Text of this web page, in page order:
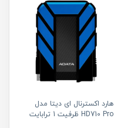
هارد اکسترنال ای دیتا مدل
HD710 Pro ظرفیت 1 ترابایت